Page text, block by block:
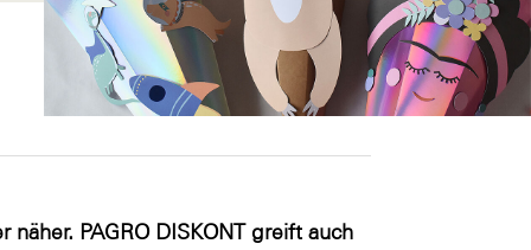
PAGRO DISKONT greift auch